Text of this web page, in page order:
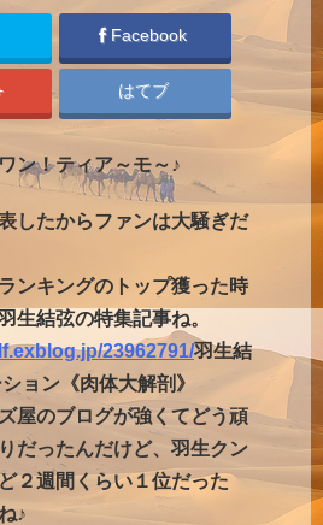
Facebook
はてブ
ン！ティア～モ～♪
したからファンは大騒ぎだ
ンキングのトップ獲った時
生結弦の特集記事ね。
23962791/羽生結
ョン《肉体大解剖》
屋のブログが強くてどう頑
だったんだけど、羽生クン
２週間くらい１位だった
♪